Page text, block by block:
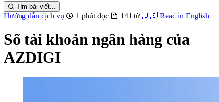
Tìm bài viết...
Hướng dẫn dịch vụ 1 phút đọc 141 từ 🇺🇸 Read in English
Số tài khoản ngân hàng của
AZDIGI